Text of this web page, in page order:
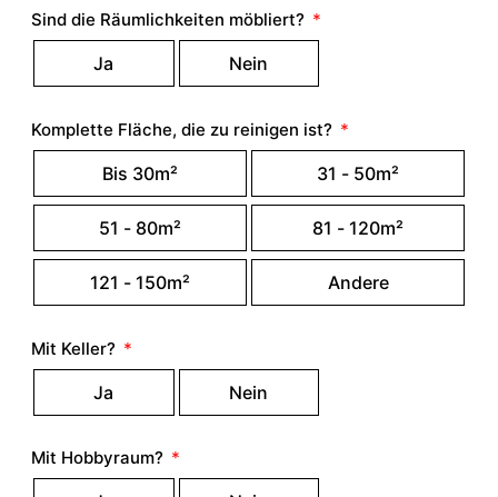
Sind die Räumlichkeiten möbliert?
Ja Nein
Komplette Fläche, die zu reinigen ist?
Bis 30m² 31 - 50m²
51 - 80m² 81 - 120m²
121 - 150m² Andere
Mit Keller?
Ja Nein
Mit Hobbyraum?